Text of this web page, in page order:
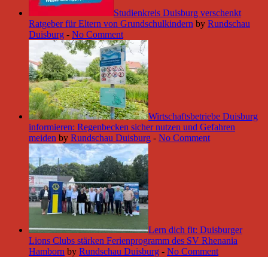
Studienkreis Duisburg verschenkt
Ratgeber für Eltern von Grundschulkindern by Rundschau
Duisburg - No Comment
Wirtschaftsbetriebe Duisburg
informieren: Regenbecken sicher nutzen und Gefahren
meiden by Rundschau Duisburg - No Comment
Lern dich fit: Duisburger
Lions Clubs stärken Ferienprogramm des SV Rhenania
Hamborn by Rundschau Duisburg - No Comment